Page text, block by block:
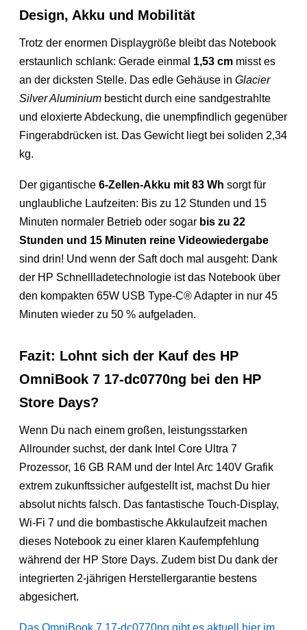
Design, Akku und Mobilität
Trotz der enormen Displaygröße bleibt das Notebook
erstaunlich schlank: Gerade einmal 1,53 cm misst es
an der dicksten Stelle. Das edle Gehäuse inGlacier
Silver Aluminium besticht durch eine sandgestrahlte
und eloxierte Abdeckung, die unempfindlich gegenüber
Fingerabdrücken ist. Das Gewicht liegt bei soliden 2,34
kg.
Der gigantische6-Zellen-Akku mit 83 Wh sorgt für
unglaubliche Laufzeiten: Bis zu 12 Stunden und 15
Minuten normaler Betrieb oder sogar bis zu 22
Stunden und 15 Minuten reine Videowiedergabe
sind drin! Und wenn der Saft doch mal ausgeht: Dank
der HP Schnellladetechnologie ist das Notebook über
den kompakten 65W USB Type-C® Adapter in nur 45
Minuten wieder zu 50 % aufgeladen.
Fazit: Lohnt sich der Kauf des HP
OmniBook 7 17-dc0770ng bei den HP
Store Days?
Wenn Du nach einem großen, leistungsstarken
Allrounder suchst, der dank Intel Core Ultra 7
Prozessor, 16 GB RAM und der Intel Arc 140V Grafik
extrem zukunftssicher aufgestellt ist, machst Du hier
absolut nichts falsch. Das fantastische Touch-Display,
Wi-Fi 7 und die bombastische Akkulaufzeit machen
dieses Notebook zu einer klaren Kaufempfehlung
während der HP Store Days. Zudem bist Du dank der
integrierten 2-jährigen Herstellergarantie bestens
abgesichert.